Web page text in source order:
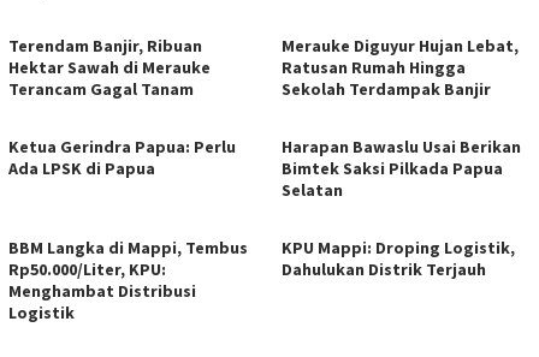
Terendam Banjir, Ribuan
Hektar Sawah di Merauke
Terancam Gagal Tanam
Merauke Diguyur Hujan Lebat,
Ratusan Rumah Hingga
Sekolah Terdampak Banjir
Ketua Gerindra Papua: Perlu
Ada LPSK di Papua
Harapan Bawaslu Usai Berikan
Bimtek Saksi Pilkada Papua
Selatan
BBM Langka di Mappi, Tembus
Rp50.000/Liter, KPU:
Menghambat Distribusi
Logistik
KPU Mappi: Droping Logistik,
Dahulukan Distrik Terjauh